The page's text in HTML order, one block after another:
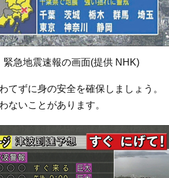
緊急地震速報の画面(提供 NHK)
てずに身の安全を確保しましょう。
ないことがあります。